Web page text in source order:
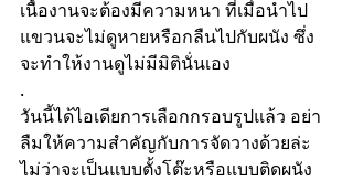
เนื้องานจะต้องมีความหนา ที่เมื่อนำไป
แขวนจะไม่ดูหายหรือกลืนไปกับผนัง ซึ่ง
จะทำให้งานดูไม่มีมิตินั่นเอง
.
วันนี้ได้ไอเดียการเลือกกรอบรูปแล้ว อย่า
ลืมให้ความสำคัญกับการจัดวางด้วยล่ะ
ไม่ว่าจะเป็นแบบตั้งโต๊ะหรือแบบติดผนัง